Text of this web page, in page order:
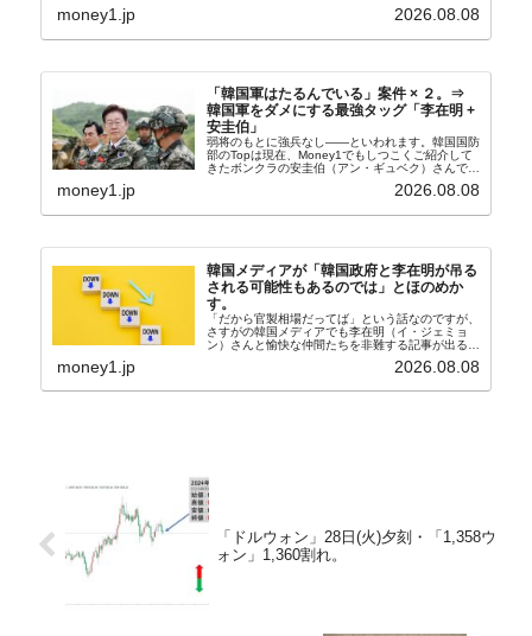
たといわれます（後述）。これは、いわゆる「塩田
money1.jp 2026.08.08
「韓国軍はたるんでいる」案件 × ２。⇒
韓国軍をダメにする最強タッグ「李在明 +
安圭伯」
弱将のもとに強兵なし――といわれます。韓国国防
部のTopは現在、Money1でもしつこくご紹介して
きたボンクラの安圭伯（アン・ギュベク）さんで
す。↑経済的無知蒙昧な李在明（イ・ジェミョン）
さんと「韓国初の文官上がり」の国防部長官安圭伯
money1.jp 2026.08.08
韓国メディアが「韓国政府と李在明が吊る
される可能性もあるのでは」とほのめか
す。
「だから官製相場だってば」という話なのですが、
さすがの韓国メディアでも李在明（イ・ジェミョ
ン）さんと愉快な仲間たちを非難する記事が出るよ
『朝鮮日報』に面白い記事が出ています。「東西南
money1.jp 2026.08.08
「ドルウォン」28日(火)夕刻・「1,358ウ
ォン」1,360割れ。